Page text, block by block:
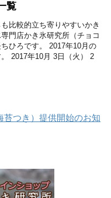
覧
比較的立ち寄りやすいかき
門店かき氷研究所（チョコ
ひろです。 2017年10月の
2017年10月 3日（火） 2
つき）提供開始のお知